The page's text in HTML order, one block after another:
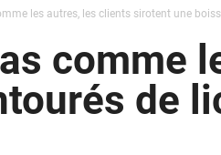
les autres, les clients sirotent une
comme
de